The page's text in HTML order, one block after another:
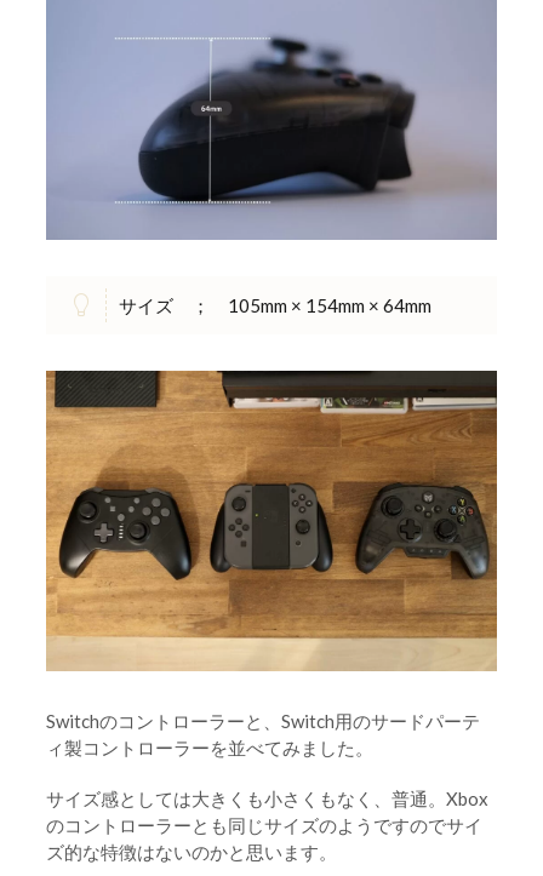
サイズ ； 105mm × 154mm × 64mm
Switchのコントローラーと、Switch用のサードパーテ
ィ製コントローラーを並べてみました。
サイズ感としては大きくも小さくもなく、普通。Xbox
のコントローラーとも同じサイズのようですのでサイ
ズ的な特徴はないのかと思います。